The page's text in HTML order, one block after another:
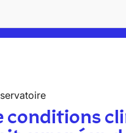
conditions